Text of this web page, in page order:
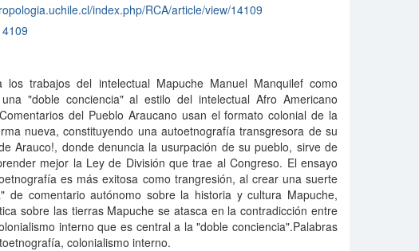
index.php/RCA/article/view/14109
los trabajos del intelectual Mapuche Manuel Manquilef como
"doble conciencia" al estilo del intelectual Afro Americano
del Pueblo Araucano usan el formato colonial de la
nueva, constituyendo una autoetnografía transgresora de su
Arauco!, donde denuncia la usurpación de su pueblo, sirve de
mejor la Ley de División que trae al Congreso. El ensayo
es más exitosa como trangresión, al crear una suerte
de comentario autónomo sobre la historia y cultura Mapuche,
sobre las tierras Mapuche se atasca en la contradicción entre
interno que es central a la "doble conciencia".Palabras
colonialismo interno.